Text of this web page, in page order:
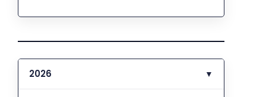
2026 ▼